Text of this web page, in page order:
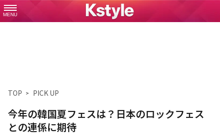
MENU
TOP PICK UP
今年の韓国夏フェスは？日本のロックフェス
との連係に期待